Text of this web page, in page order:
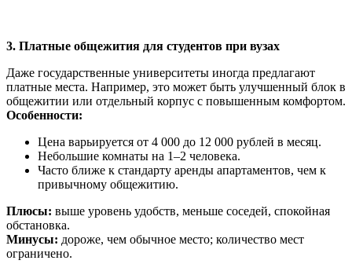
3. Платные общежития для студентов при вузах
Даже государственные университеты иногда предлагают
платные места. Например, это может быть улучшенный блок в
общежитии или отдельный корпус с повышенным комфортом.
Особенности:
Цена варьируется от 4 000 до 12 000 рублей в месяц.
Небольшие комнаты на 1–2 человека.
Часто ближе к стандарту аренды апартаментов, чем к
привычному общежитию.
Плюсы: выше уровень удобств, меньше соседей, спокойная
обстановка.
Минусы: дороже, чем обычное место; количество мест
ограничено.